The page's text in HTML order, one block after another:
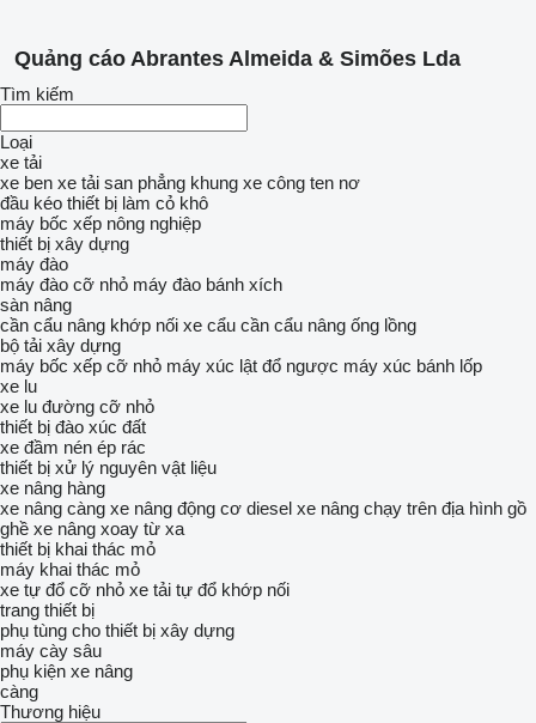
Quảng cáo Abrantes Almeida & Simões Lda
Tìm kiếm
Loại
xe tải
xe ben xe tải san phẳng khung xe công ten nơ
đầu kéo thiết bị làm cỏ khô
máy bốc xếp nông nghiệp
thiết bị xây dựng
máy đào
máy đào cỡ nhỏ máy đào bánh xích
sàn nâng
cần cẩu nâng khớp nối xe cẩu cần cẩu nâng ống lồng
bộ tải xây dựng
máy bốc xếp cỡ nhỏ máy xúc lật đổ ngược máy xúc bánh lốp
xe lu
xe lu đường cỡ nhỏ
thiết bị đào xúc đất
xe đầm nén ép rác
thiết bị xử lý nguyên vật liệu
xe nâng hàng
xe nâng càng xe nâng động cơ diesel xe nâng chạy trên địa hình gồ
ghề xe nâng xoay từ xa
thiết bị khai thác mỏ
máy khai thác mỏ
xe tự đổ cỡ nhỏ xe tải tự đổ khớp nối
trang thiết bị
phụ tùng cho thiết bị xây dựng
máy cày sâu
phụ kiện xe nâng
càng
Thương hiệu